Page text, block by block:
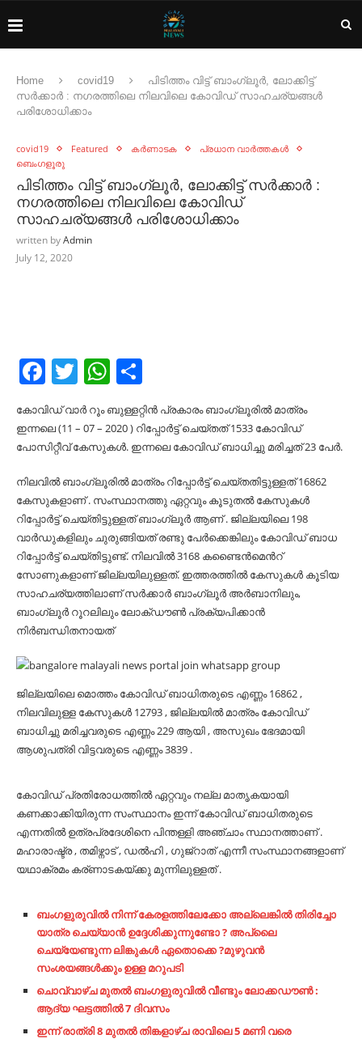
Home covid19
പിടിത്തം വിട്ട് ബാംഗ്ലൂർ, ലോക്കിട്ട്
സർക്കാർ : നഗരത്തിലെ നിലവിലെ കോവിഡ് സാഹചര്യങ്ങൾ
പരിശോധിക്കാം
covid19 Featured കർണാടക
പ്രധാന വാർത്തകൾ
ബെംഗളൂരു
പിടിത്തം വിട്ട് ബാംഗ്ലൂർ, ലോക്കിട്ട് സർക്കാർ :
നഗരത്തിലെ നിലവിലെ കോവിഡ്
സാഹചര്യങ്ങൾ പരിശോധിക്കാം
written byAdmin
July 12, 2020
Facebook
TwitterWhatsApp
കോവിഡ് വാർ റൂം ബുള്ളറ്റിൻ പ്രകാരം ബാംഗ്ലൂരിൽ മാത്രം
ഇന്നലെ (11 – 07 – 2020 ) റിപ്പോർട്ട് ചെയ്തത് 1533 കോവിഡ്
പോസിറ്റീവ് കേസുകൾ. ഇന്നലെ കോവിഡ് ബാധിച്ചു മരിച്ചത് 23 പേർ.
നിലവിൽ ബാംഗ്ലൂരിൽ മാത്രം റിപ്പോർട്ട് ചെയ്തതിട്ടുള്ളത് 16862
കേസുകളാണ് . സംസ്ഥാനത്തു ഏറ്റവും കൂടുതൽ കേസുകൾ
റിപ്പോർട്ട് ചെയ്തിട്ടുള്ളത് ബാംഗ്ലൂർ ആണ് . ജില്ലയിലെ 198
വാർഡുകളിലും ചുരുങ്ങിയത് രണ്ടു പേർക്കെങ്കിലും കോവിഡ് ബാധ
റിപ്പോർട്ട് ചെയ്തിട്ടുണ്ട്. നിലവിൽ 3168 കണ്ടൈൻമെൻറ്
സോണുകളാണ് ജില്ലയിലുള്ളത്. ഇത്തരത്തിൽ കേസുകൾ കൂടിയ
സാഹചര്യത്തിലാണ് സർക്കാർ ബാംഗ്ലൂർ അർബാനിലും,
ബാംഗ്ലൂർ റൂറലിലും ലോക്ഡൗൺ പ്രക്യപിക്കാൻ
നിർബന്ധിതനായത്
ജില്ലയിലെ മൊത്തം കോവിഡ് ബാധിതരുടെ എണ്ണം 16862 ,
നിലവിലുള്ള കേസുകൾ 12793 , ജില്ലയിൽ മാത്രം കോവിഡ്
ബാധിച്ചു മരിച്ചവരുടെ എണ്ണം 229 ആയി , അസുഖം ഭേദമായി
ആശുപത്രി വിട്ടവരുടെ എണ്ണം 3839 .
കോവിഡ് പ്രതിരോധത്തിൽ ഏറ്റവും നല്ല മാതൃകയായി
കണക്കാക്കിയിരുന്ന സംസ്ഥാനം ഇന്ന് കോവിഡ് ബാധിതരുടെ
എന്നതിൽ ഉത്രപ്രദേശിനെ പിന്തള്ളി അഞ്ചാം സ്ഥാനത്താണ് .
മഹാരാഷ്ട്ര , തമിഴ്നാട് , ഡൽഹി , ഗുജ്‌റാത് എന്നീ സംസ്ഥാനങ്ങളാണ്
യഥാക്രമം കര്ണാടകയ്ക്കു മുന്നിലുള്ളത് .
ബംഗളുരുവിൽ നിന്ന് കേരളത്തിലേക്കോ അല്ലെങ്കിൽ തിരിച്ചോ
യാത്ര ചെയ്യാൻ ഉദ്ദേശിക്കുന്നുണ്ടോ ? അപ്ലൈ
ചെയ്യേണ്ടുന്ന ലിങ്കുകൾ ഏതൊക്കെ ?മുഴുവൻ
സംശയങ്ങൾക്കും ഉള്ള മറുപടി
ചൊവ്വാഴ്ച മുതൽ ബംഗളുരുവിൽ വീണ്ടും ലോക്കഡൗൺ :
ആദ്യ ഘട്ടത്തിൽ 7 ദിവസം
ഇന്ന് രാത്രി 8 മുതൽ തിങ്കളാഴ്ച രാവിലെ 5 മണി വരെ